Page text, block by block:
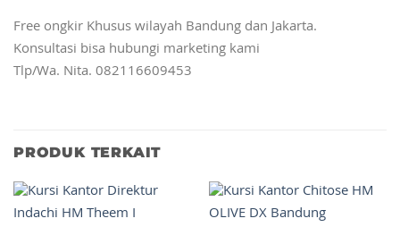
Free ongkir Khusus wilayah Bandung dan Jakarta.
Konsultasi bisa hubungi marketing kami
Tlp/Wa. Nita. 082116609453
PRODUK TERKAIT